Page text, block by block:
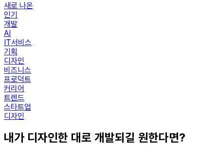
새로 나온
인기
개발
AI
IT서비스
기획
디자인
비즈니스
프로덕트
커리어
트렌드
스타트업
디자인
내가 디자인한 대로 개발되길 원한다면?